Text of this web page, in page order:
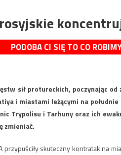
PODOBA CI SIĘ TO CO
sił protureckich, poczynając
i miastami leżącymi na
Trypolisu i Tarhuny oraz ich
zmieniać.
przypuściły skuteczny kontratak na